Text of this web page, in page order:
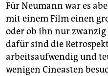
Für Neumann war es
mit einem Film einen
oder ob ihn nur zwanzig
dafür sind die
arbeitsaufwendig und
wenigen Cineasten